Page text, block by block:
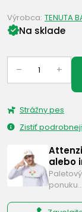
Na sklade
Výrobca: TENUTA
– +
Strážny pes
Zistiť
alebo
ponuku…